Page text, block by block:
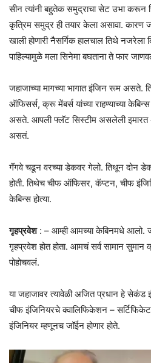
सीन त्यांनी बहुतेक समुद्राचा सेट उभा करून
कृत्रिम समुद्र ही तयार केला असावा. कारण
खाली होणारी नैसर्गिक हालचाल तिथे
पाहिल्यामुळे मला सिनेमा बघताना ते फार
जहाजाच्या मागच्या भागात इंजिन रूम असते.
ऑफिसर्स, क्रू मेंबर्स यांच्या राहण्याच्या
असते. आपली फ्लॅट सिस्टीम असलेली इमारत
असतं.
गॅंगवे चढून वरच्या डेकवर गेलो. तिथून दोन
होती. तिथेच चीफ ऑफिसर, कॅप्टन, चीफ
केबिन्स होत्या.
गृहप्रवेश: – आम्ही आमच्या केबिनमधे आलो.
गृहप्रवेश होत होता. आमचं सर्व सामान
पोहोचवलं.
या जहाजावर त्यावेळी अजित प्रधान हे सेकंड
चीफ इंजिनियरचे क्वालिफिकेशन –
इंजिनियर म्हणूनच जॉईन होणार होते.